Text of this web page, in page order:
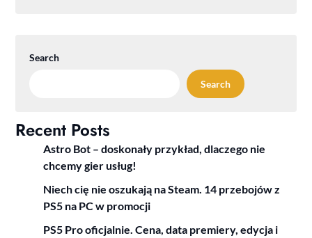
Search
Search
Recent Posts
Astro Bot – doskonały przykład, dlaczego nie
chcemy gier usług!
Niech cię nie oszukają na Steam. 14 przebojów z
PS5 na PC w promocji
PS5 Pro oficjalnie. Cena, data premiery, edycja i